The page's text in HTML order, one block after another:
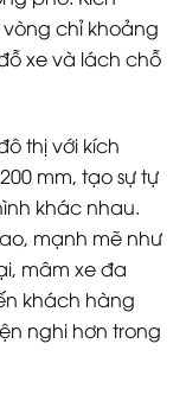
chỉ khoảng
xe và lách chỗ
thị với kích
mm, tạo sự tự
khác nhau.
mạnh mẽ như
mâm xe đa
khách hàng
nghi hơn trong